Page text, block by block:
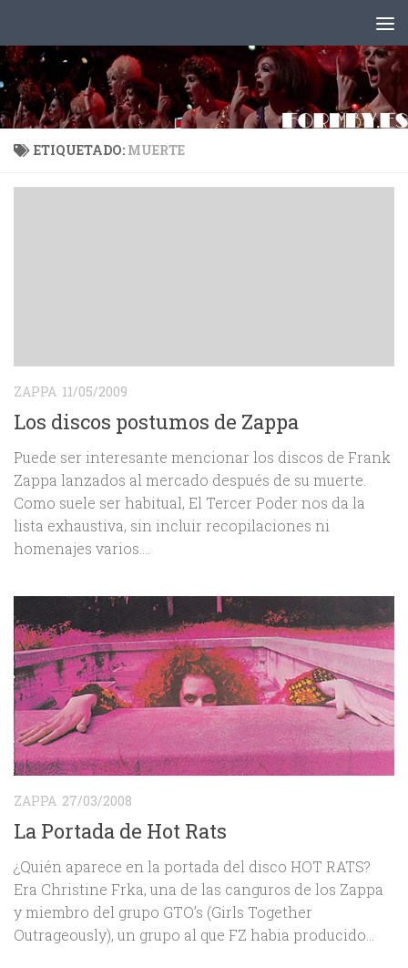
ETIQUETADO: MUERTE
ZAPPA 11/05/2009
Los discos postumos de Zappa
Puede ser interesante mencionar los discos de Frank
Zappa lanzados al mercado después de su muerte.
Como suele ser habitual, El Tercer Poder nos da la
lista exhaustiva, sin incluir recopilaciones ni
homenajes varios....
ZAPPA 27/03/2008
La Portada de Hot Rats
¿Quién aparece en la portada del disco HOT RATS?
Era Christine Frka, una de las canguros de los Zappa
y miembro del grupo GTO’s (Girls Together
Outrageously), un grupo al que FZ habia producido...